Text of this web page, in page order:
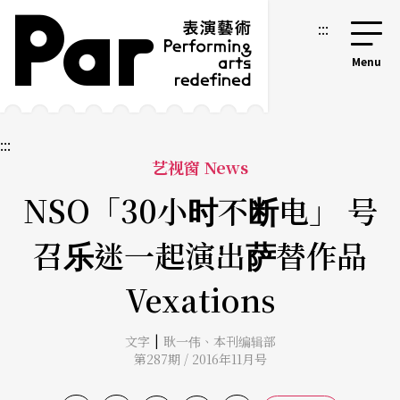
跳到主要内容区块
网站导览 :::
:::
艺视窗 News
NSO「30小时不断电」 号
召乐迷一起演出萨替作品
Vexations
文字 | 耿一伟 、 本刊编辑部
第287期 / 2016年11月号